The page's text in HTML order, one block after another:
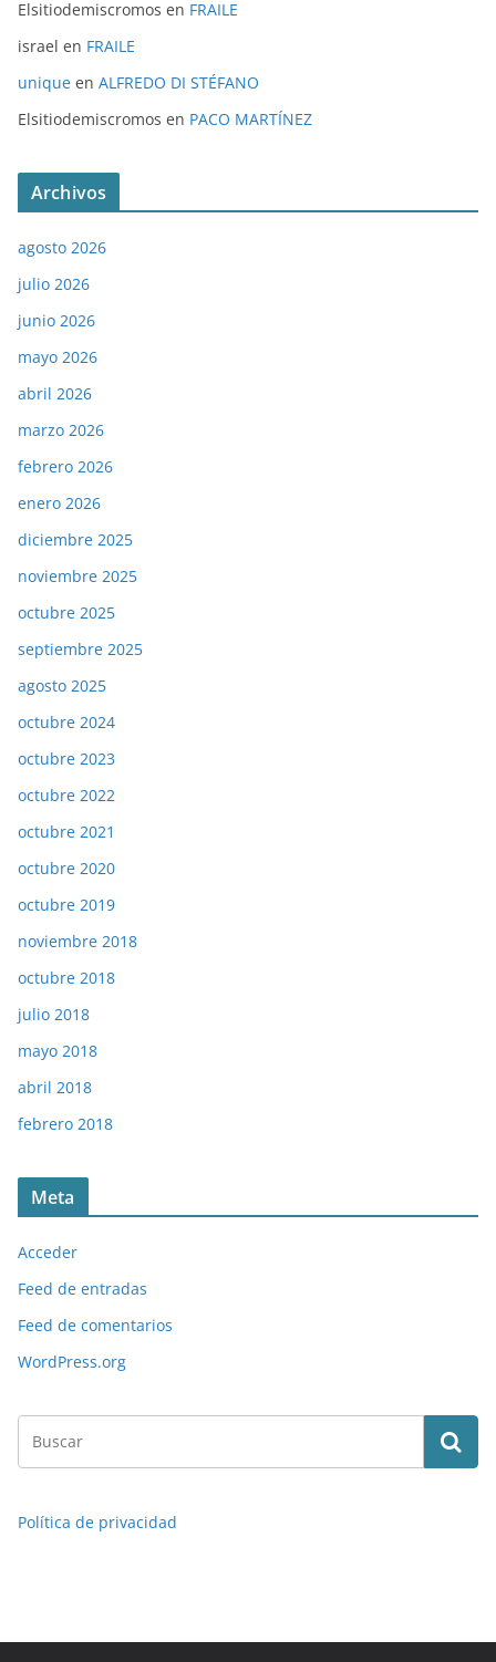
Elsitiodemiscromos en FRAILE
israel en FRAILE
unique en ALFREDO DI STÉFANO
Elsitiodemiscromos en PACO MARTÍNEZ
Archivos
agosto 2026
julio 2026
junio 2026
mayo 2026
abril 2026
marzo 2026
febrero 2026
enero 2026
diciembre 2025
noviembre 2025
octubre 2025
septiembre 2025
agosto 2025
octubre 2024
octubre 2023
octubre 2022
octubre 2021
octubre 2020
octubre 2019
noviembre 2018
octubre 2018
julio 2018
mayo 2018
abril 2018
febrero 2018
Meta
Acceder
Feed de entradas
Feed de comentarios
WordPress.org
Política de privacidad